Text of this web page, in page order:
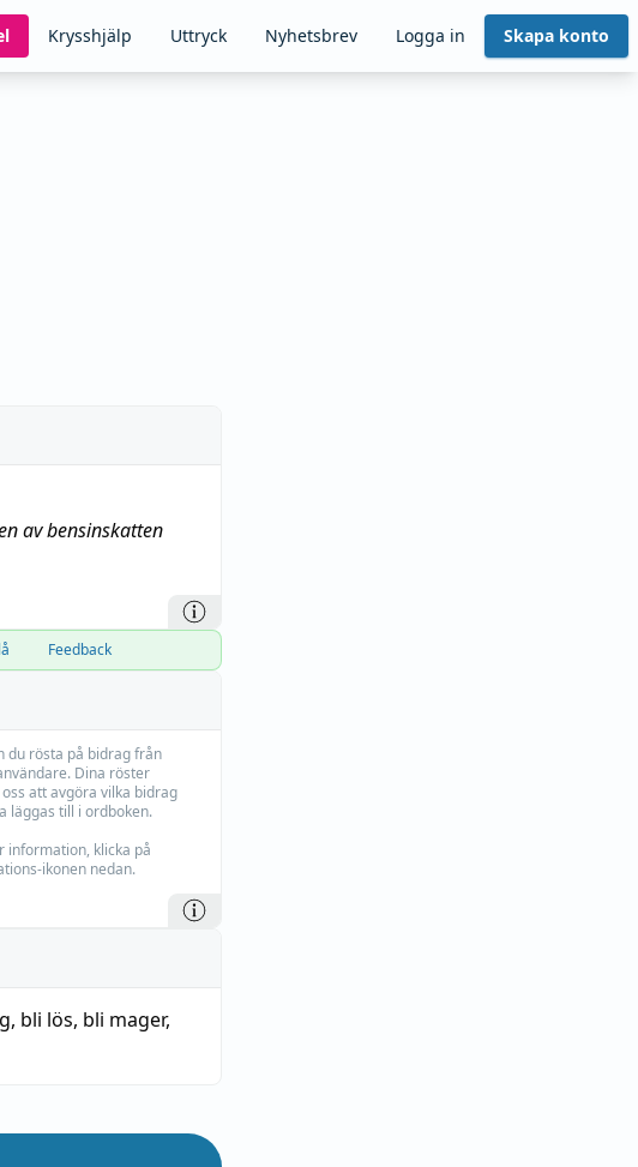
Krysshjälp Uttryck Nyhetsbrev Logga in Skapa konto
av bensinskatten
Feedback
du rösta på bidrag från
Dina röster
att avgöra vilka bidrag
läggas till i ordboken.
information, klicka på
ikonen nedan.
, bli lös, bli mager,